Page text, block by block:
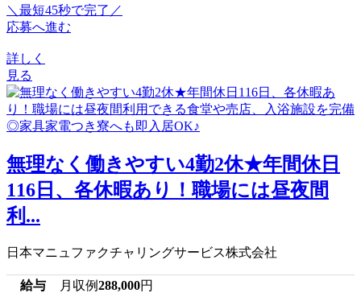
＼最短45秒で完了／
応募へ進む
詳しく
見る
無理なく働きやすい4勤2休★年間休日
116日、各休暇あり！職場には昼夜間
利...
日本マニュファクチャリングサービス株式会社
給与 月収例288,000円